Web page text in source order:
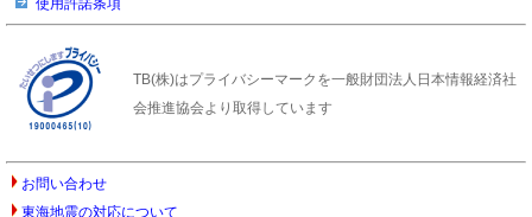
使用許諾条項
TB(株)はプライバシーマークを一般財団法人日本情報経済社
会推進協会より取得しています
お問い合わせ
東海地震の対応について